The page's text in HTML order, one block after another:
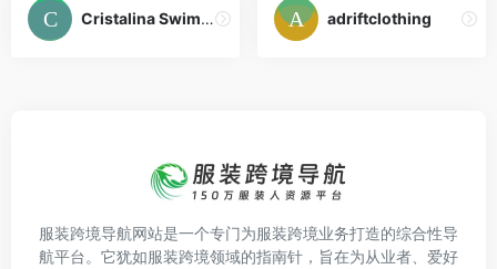
Cristalina Swimwear adriftclothing
服装跨境导航网站是一个专门为服装跨境业务打造的综合性导
航平台。它犹如服装跨境领域的指南针，旨在为从业者、爱好